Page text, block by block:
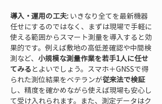
導入・運用の工夫: いきなり全てを最新機器
任せにするのではなく、まずは現場で手軽に
使える範囲からスマート測量を導入すると効
果的です。例えば敷地の高低差確認や中間検
測など、 小規模な測量作業を若手1人に任せ
てみる とよいでしょう。スマホ＋GNSSで得
られた測位結果をベテランが従来法で検証
し、精度を確かめながら使えば現場も安心し
て受け入れられます。また、測定データはク